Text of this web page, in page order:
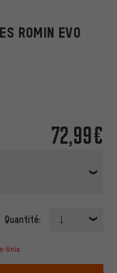
ROMIN EVO
72,99€
Quantité: 1
Unis